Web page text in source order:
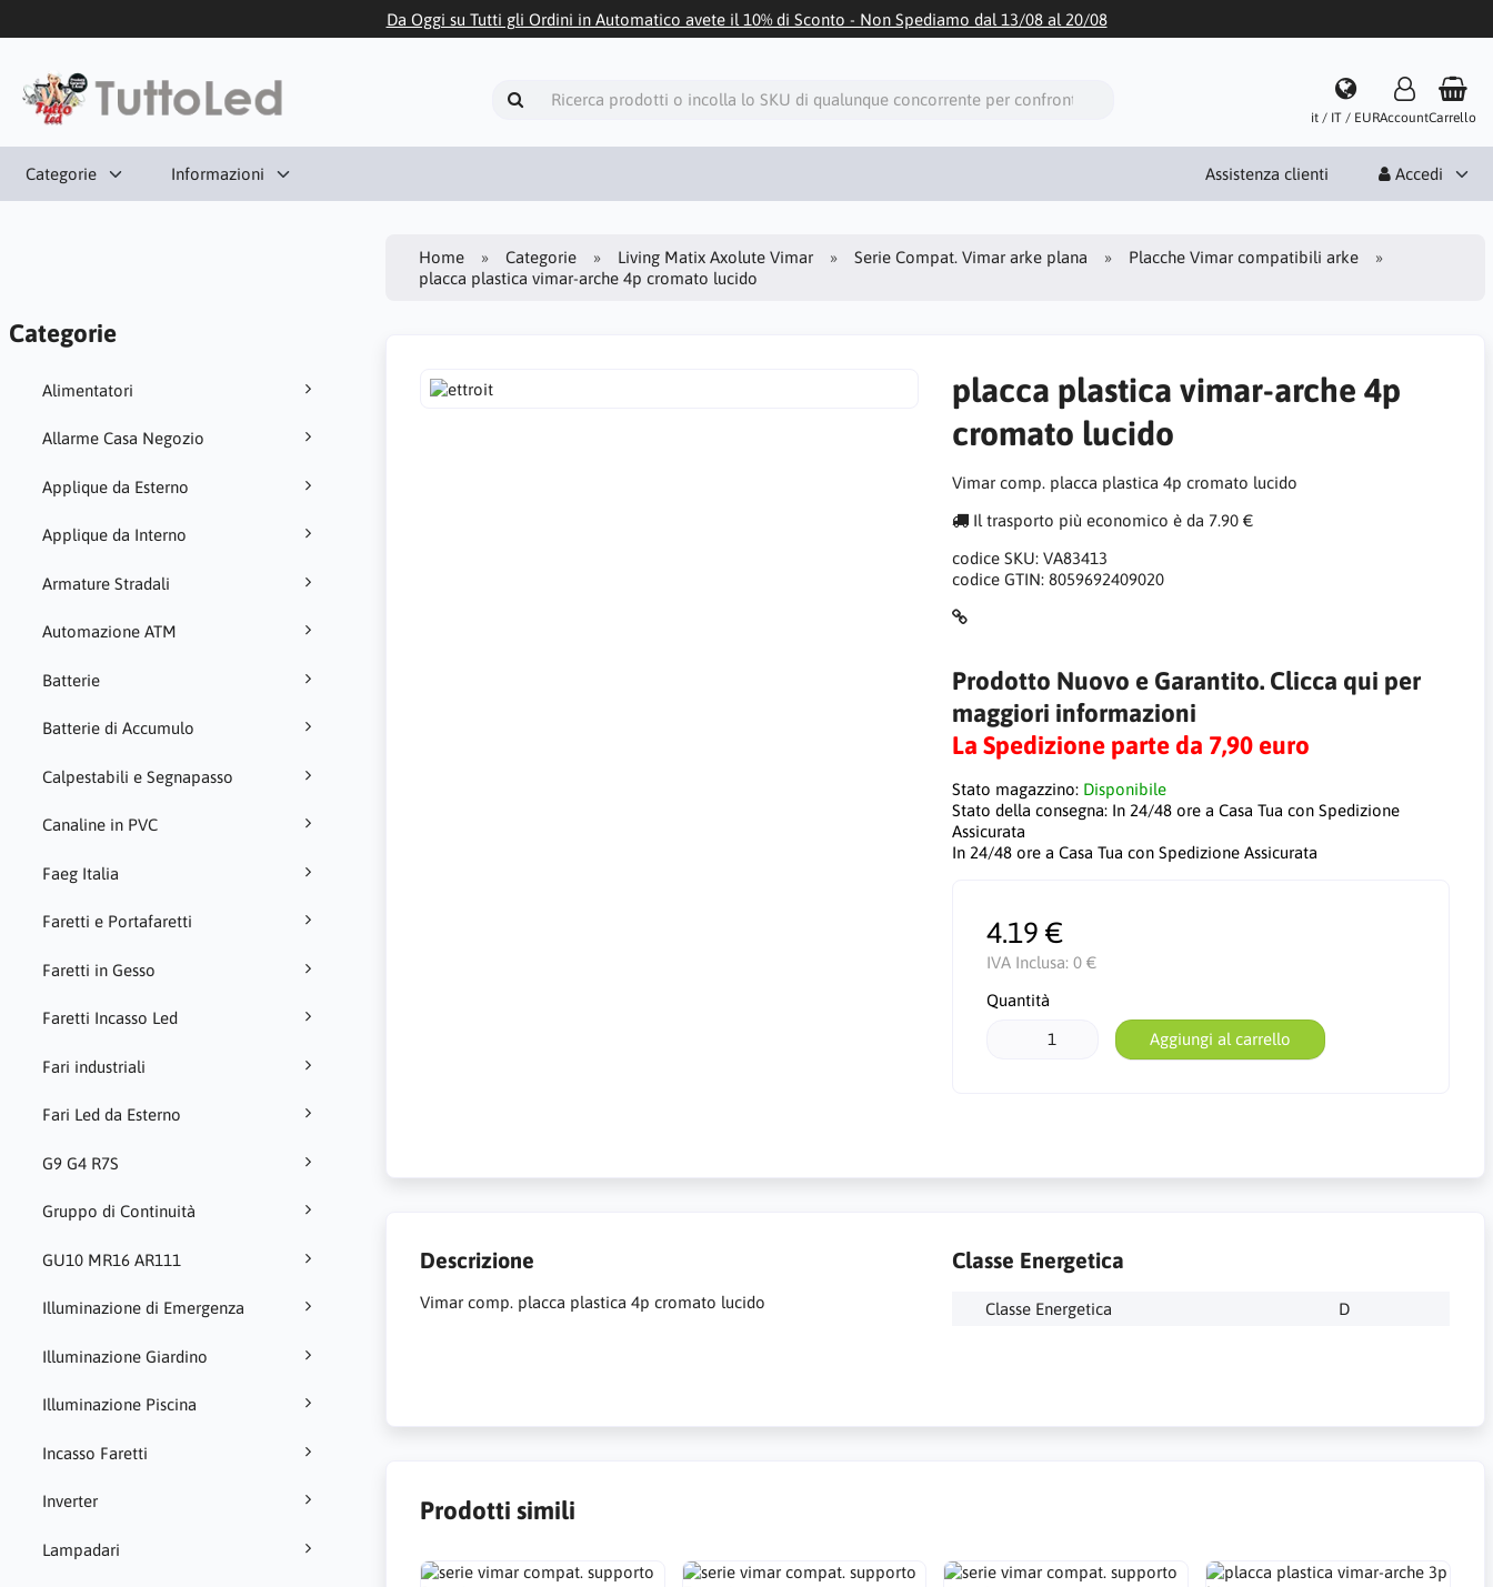
Da Oggi su Tutti gli Ordini in Automatico avete il 10% di Sconto - Non Spediamo dal 13/08 al 20/08
it / IT / EURAccountCarrello
Categorie Informazioni Assistenza clienti Accedi
Categorie
Alimentatori
Allarme Casa Negozio
Applique da Esterno
Applique da Interno
Armature Stradali
Automazione ATM
Batterie
Batterie di Accumulo
Calpestabili e Segnapasso
Canaline in PVC
Faeg Italia
Faretti e Portafaretti
Faretti in Gesso
Faretti Incasso Led
Fari industriali
Fari Led da Esterno
G9 G4 R7S
Gruppo di Continuità
GU10 MR16 AR111
Illuminazione di Emergenza
Illuminazione Giardino
Illuminazione Piscina
Incasso Faretti
Inverter
Lampadari
Home Categorie Living Matix Axolute Vimar Serie Compat. Vimar arke plana
Placche Vimar compatibili arke
placca plastica vimar-arche 4p cromato lucido
placca plastica vimar-arche 4p
cromato lucido
Vimar comp. placca plastica 4p cromato lucido
Il trasporto più economico è da 7.90 €
codice SKU: VA83413
codice GTIN: 8059692409020
Prodotto Nuovo e Garantito. Clicca qui per
maggiori informazioni
La Spedizione parte da 7,90 euro
Stato magazzino: Disponibile
Stato della consegna: In 24/48 ore a Casa Tua con Spedizione
Assicurata
In 24/48 ore a Casa Tua con Spedizione Assicurata
4.19 €
IVA Inclusa: 0 €
Quantità
Aggiungi al carrello
Descrizione
Vimar comp. placca plastica 4p cromato lucido
Classe Energetica
Classe Energetica D
Prodotti simili